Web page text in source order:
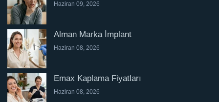
Haziran 09, 2026
Alman Marka İmplant
Haziran 08, 2026
Emax Kaplama Fiyatları
Haziran 08, 2026